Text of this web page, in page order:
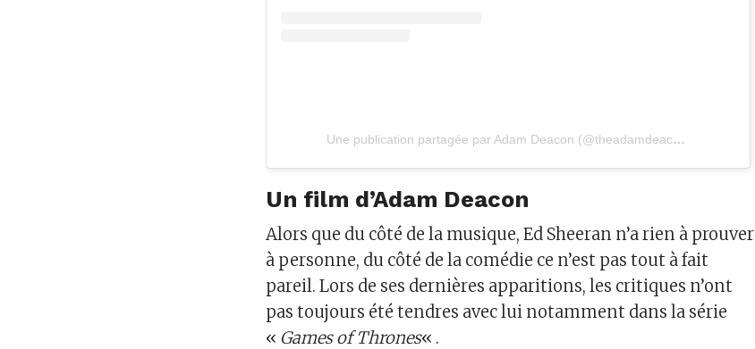
Une publication partagée par Adam Deacon (@theadamdeacon)
Un film d’Adam Deacon
Alors que du côté de la musique, Ed Sheeran n’a rien à prouver
à personne, du côté de la comédie ce n’est pas tout à fait
pareil. Lors de ses dernières apparitions, les critiques n’ont
pas toujours été tendres avec lui notamment dans la série
« Games of Thrones« .